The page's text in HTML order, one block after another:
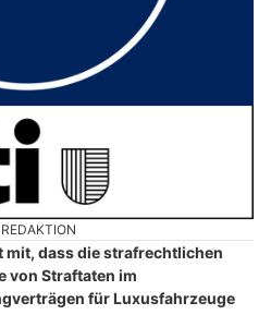
mit, dass die strafrechtlichen
von Straftaten im
für Luxusfahrzeuge